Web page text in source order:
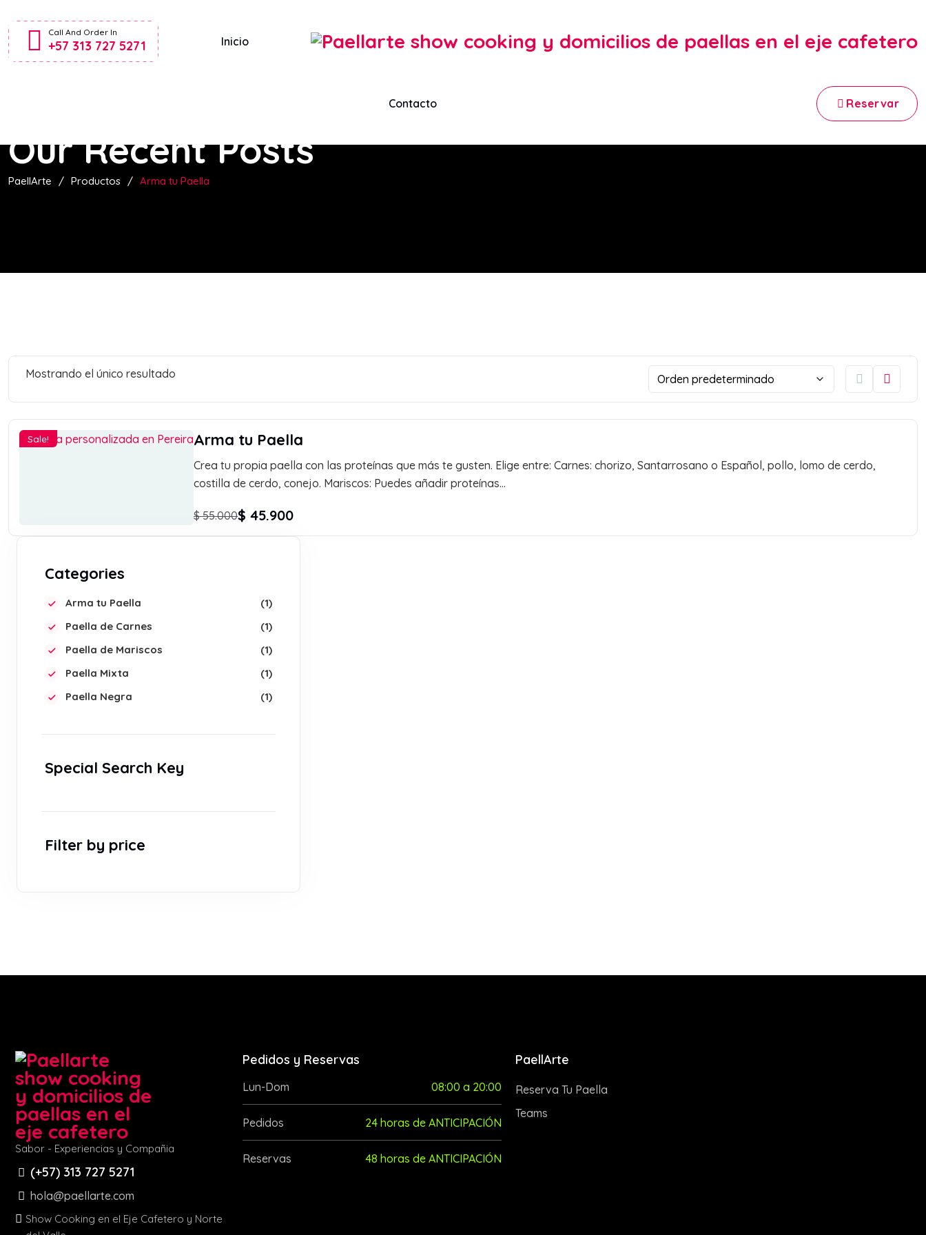
Call And Order In
+57 313 727 5271 Inicio
Contacto Reservar
Our Recent Posts
PaellArte / Productos / Arma tu Paella
Mostrando el único resultado
Sale! Arma tu Paella
Crea tu propia paella con las proteínas que más te gusten. Elige entre: Carnes: chorizo, Santarrosano o Español, pollo, lomo de cerdo,
costilla de cerdo, conejo. Mariscos: Puedes añadir proteínas...
$55.000$ 45.900
Categories
Arma tu Paella
1
Paella de Carnes
1
Paella de Mariscos
1
Paella Mixta
1
Paella Negra
1
Special Search Key
Filter by price
Sabor - Experiencias y Compañia
(+57) 313 727 5271
hola@paellarte.com
Show Cooking en el Eje Cafetero y Norte
Pedidos y Reservas
Lun-Dom 08:00 a 20:00
Pedidos 24 horas de ANTICIPACIÓN
Reservas 48 horas de ANTICIPACIÓN
PaellArte
Reserva Tu Paella
Teams